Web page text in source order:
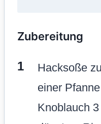
Zubereitung
Hacksoße
einer
Knoblauch